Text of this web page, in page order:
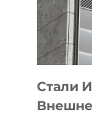
Стали